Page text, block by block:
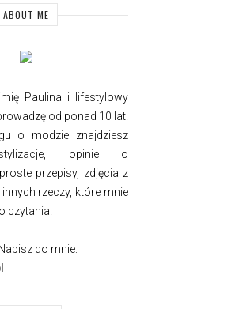
ABOUT ME
Paulina i
lifestylowy
od ponad 10 lat.
o modzie znajdziesz
opinie o
przepisy, zdjęcia z
rzeczy, które mnie
czytania!
do mnie: